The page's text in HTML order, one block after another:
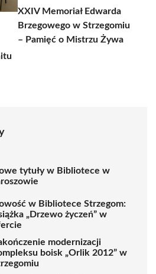
XXIV Memoriał Edwarda
Brzegowego w Strzegomiu
– Pamięć o Mistrzu Żywa
tytuły w Bibliotece w
w Bibliotece Strzegom:
„Drzewo życzeń” w
modernizacji
boisk „Orlik 2012” w